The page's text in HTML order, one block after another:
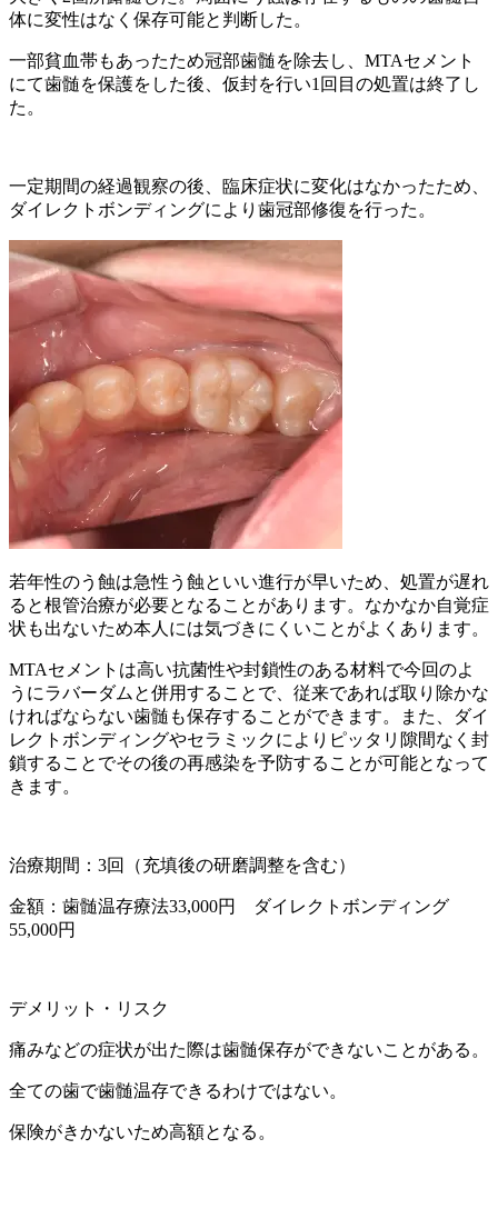
体に変性はなく保存可能と判断した。
一部貧血帯もあったため冠部歯髄を除去し、MTAセメント
にて歯髄を保護をした後、仮封を行い1回目の処置は終了し
た。
一定期間の経過観察の後、臨床症状に変化はなかったため、
ダイレクトボンディングにより歯冠部修復を行った。
若年性のう蝕は急性う蝕といい進行が早いため、処置が遅れ
ると根管治療が必要となることがあります。なかなか自覚症
状も出ないため本人には気づきにくいことがよくあります。
MTAセメントは高い抗菌性や封鎖性のある材料で今回のよ
うにラバーダムと併用することで、従来であれば取り除かな
ければならない歯髄も保存することができます。また、ダイ
レクトボンディングやセラミックによりピッタリ隙間なく封
鎖することでその後の再感染を予防することが可能となって
きます。
治療期間：3回（充填後の研磨調整を含む）
金額：歯髄温存療法33,000円 ダイレクトボンディング
55,000円
デメリット・リスク
痛みなどの症状が出た際は歯髄保存ができないことがある。
全ての歯で歯髄温存できるわけではない。
保険がきかないため高額となる。